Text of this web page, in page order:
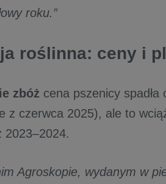
roku.”
roślinna: ceny i
zbóż cena pszenicy
z czerwca 2025), ale to
2023–2024.
Agroskopie, wydanym w